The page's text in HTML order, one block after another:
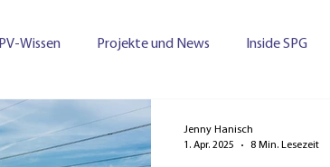
PV-Wissen Projekte und News Inside SPG
Jenny Hanisch
1. Apr. 2025
8 Min. Lesezeit